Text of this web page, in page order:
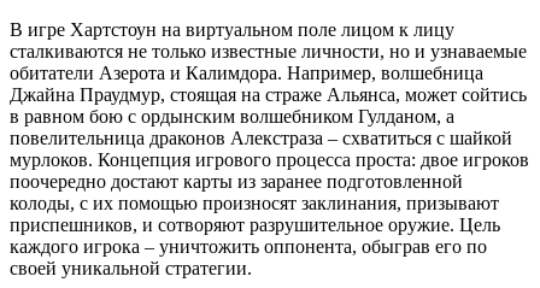
В игре Хартстоун на виртуальном поле лицом к лицу
сталкиваются не только известные личности, но и узнаваемые
обитатели Азерота и Калимдора. Например, волшебница
Джайна Праудмур, стоящая на страже Альянса, может сойтись
в равном бою с ордынским волшебником Гулданом, а
повелительница драконов Алекстраза – схватиться с шайкой
мурлоков. Концепция игрового процесса проста: двое игроков
поочередно достают карты из заранее подготовленной
колоды, с их помощью произносят заклинания, призывают
приспешников, и сотворяют разрушительное оружие. Цель
каждого игрока – уничтожить оппонента, обыграв его по
своей уникальной стратегии.